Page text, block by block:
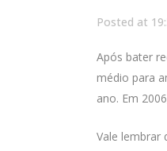
Posted at
Após bater
médio para
ano. Em
Vale lembrar